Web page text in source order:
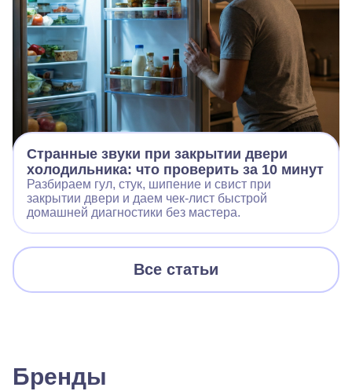
Странные звуки при закрытии двери
холодильника: что проверить за 10 минут
Разбираем гул, стук, шипение и свист при
закрытии двери и даем чек‑лист быстрой
домашней диагностики без мастера.
Все статьи
Бренды